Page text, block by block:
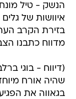
הנשק - טיל
איוושות של גלים
בזירת הקרב
מדווח כתבנו
(דיווח - בוגי
שהיה אורח
בגאווה את